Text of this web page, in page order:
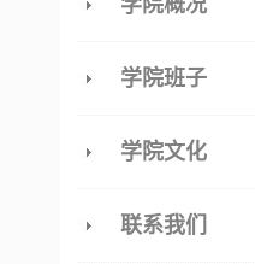
学院概况
学院班子
学院文化
联系我们